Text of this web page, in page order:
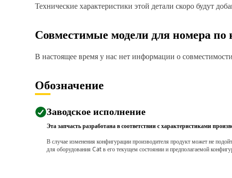
Технические характеристики этой детали скоро будут
Совместимые модели для номера по
В настоящее время у нас нет информации о
Обозначение
Заводское исполнение
Эта запчасть разработана в соответствии с характеристиками
В случае изменения конфигурации производителя продукт может не
для оборудования Cat в его текущем состоянии и предполагаемой